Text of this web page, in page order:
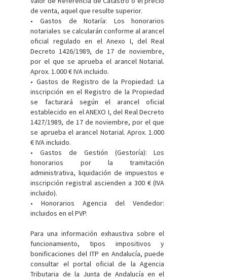
de venta, aquel que resulte superior.
• Gastos de Notaría: Los honorarios
notariales se calcularán conforme al arancel
oficial regulado en el Anexo I, del Real
Decreto 1426/1989, de 17 de noviembre,
por el que se aprueba el arancel Notarial.
Aprox. 1.000 € IVA incluido.
• Gastos de Registro de la Propiedad: La
inscripción en el Registro de la Propiedad
se facturará según el arancel oficial
establecido en el ANEXO I, del Real Decreto
1427/1989, de 17 de noviembre, por el que
se aprueba el arancel Notarial. Aprox. 1.000
€ IVA incluido.
• Gastos de Gestión (Gestoría): Los
honorarios por la tramitación
administrativa, liquidación de impuestos e
inscripción registral ascienden a 300 € (IVA
incluido).
• Honorarios Agencia del Vendedor:
incluidos en el PVP.
Para una información exhaustiva sobre el
funcionamiento, tipos impositivos y
bonificaciones del ITP en Andalucía, puede
consultar el portal oficial de la Agencia
Tributaria de la Junta de Andalucía en el